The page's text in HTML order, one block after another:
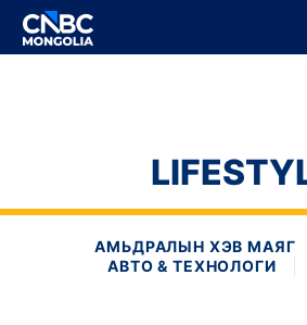
BREAKING
АМЬДРАЛЫН ХЭВ МАЯГ
АВТО & ТЕХНОЛОГИ